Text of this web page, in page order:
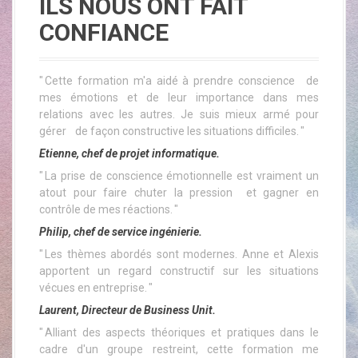
ILS NOUS ONT FAIT
CONFIANCE
" Cette formation m'a aidé à prendre conscience de
mes émotions et de leur importance dans mes
relations avec les autres. Je suis mieux armé pour
gérer de façon constructive les situations difficiles. "
Etienne, chef de projet informatique.
" La prise de conscience émotionnelle est vraiment un
atout pour faire chuter la pression et gagner en
contrôle de mes réactions. "
Philip, chef de service ingénierie.
" Les thèmes abordés sont modernes. Anne et Alexis
apportent un regard constructif sur les situations
vécues en entreprise. "
Laurent, Directeur de Business Unit.
" Alliant des aspects théoriques et pratiques dans le
cadre d'un groupe restreint, cette formation me